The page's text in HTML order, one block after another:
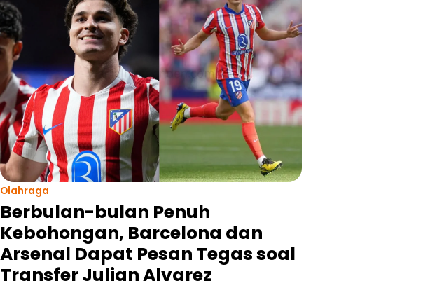
Olahraga
Berbulan-bulan Penuh
Kebohongan, Barcelona dan
Arsenal Dapat Pesan Tegas soal
Transfer Julian Alvarez